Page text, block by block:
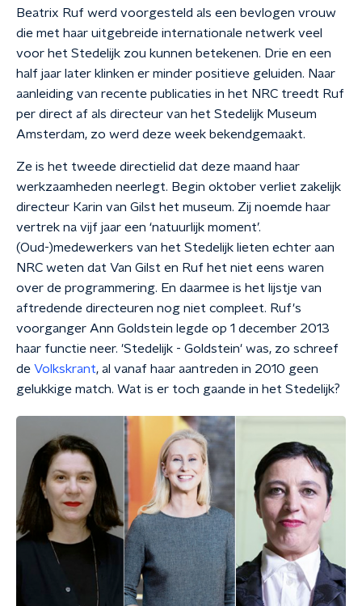
Beatrix Ruf werd voorgesteld als een bevlogen vrouw
die met haar uitgebreide internationale netwerk veel
voor het Stedelijk zou kunnen betekenen. Drie en een
half jaar later klinken er minder positieve geluiden. Naar
aanleiding van recente publicaties in het NRC treedt Ruf
per direct af als directeur van het Stedelijk Museum
Amsterdam, zo werd deze week bekendgemaakt.
Ze is het tweede directielid dat deze maand haar
werkzaamheden neerlegt. Begin oktober verliet zakelijk
directeur Karin van Gilst het museum. Zij noemde haar
vertrek na vijf jaar een ‘natuurlijk moment’.
(Oud-)medewerkers van het Stedelijk lieten echter aan
NRC weten dat Van Gilst en Ruf het niet eens waren
over de programmering. En daarmee is het lijstje van
aftredende directeuren nog niet compleet. Ruf's
voorganger Ann Goldstein legde op 1 december 2013
haar functie neer. 'Stedelijk - Goldstein' was, zo schreef
de Volkskrant, al vanaf haar aantreden in 2010 geen
gelukkige match. Wat is er toch gaande in het Stedelijk?